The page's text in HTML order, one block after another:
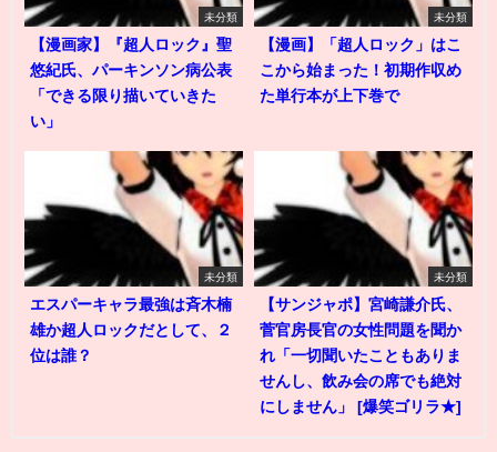
未分類
【漫画家】『超人ロック』聖
悠紀氏、パーキンソン病公表
「できる限り描いていきた
い」
未分類
【漫画】「超人ロック」はこ
こから始まった！初期作収め
た単行本が上下巻で
未分類
エスパーキャラ最強は斉木楠
雄か超人ロックだとして、２
位は誰？
未分類
【サンジャポ】宮崎謙介氏、
菅官房長官の女性問題を聞か
れ「一切聞いたこともありま
せんし、飲み会の席でも絶対
にしません」 [爆笑ゴリラ★]